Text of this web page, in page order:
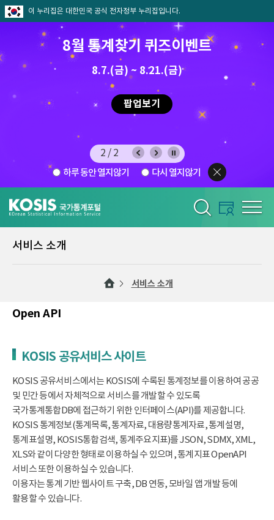
이 누리집은 대한민국 공식 전자정부 누리집입니다.
2026.7.29 ~ 8.7
8월 통계찾기 퀴즈이벤트
8.7.(금) ~ 8.21.(금)
팝업보기
2/2
하루 동안 열지않기 다시 열지않기
서비스 소개
서비스 소개
Open API
KOSIS 공유서비스 사이트
KOSIS 공유서비스에서는 KOSIS에 수록된 통계정보를 이용하여 공공
및 민간 등에서 자체적으로 서비스를 개발할 수 있도록
국가통계통합DB에 접근하기 위한 인터페이스(API)를 제공합니다.
KOSIS 통계정보(통계목록, 통계자료, 대용량통계자료, 통계설명,
통계표설명, KOSIS통합검색, 통계주요지표)를 JSON, SDMX, XML,
XLS와 같이 다양한 형태로 이용하실 수 있으며, 통계지표 OpenAPI
서비스 또한 이용하실 수 있습니다.
이용자는 통계 기반 웹사이트 구축, DB 연동, 모바일 앱 개발 등에
활용할 수 있습니다.